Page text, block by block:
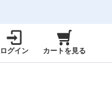
ログイン カートを見る